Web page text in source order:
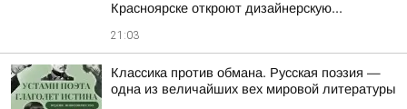
Красноярске откроют дизайнерскую...
21:03
Классика против обмана. Русская поэзия —
одна из величайших вех мировой литературы